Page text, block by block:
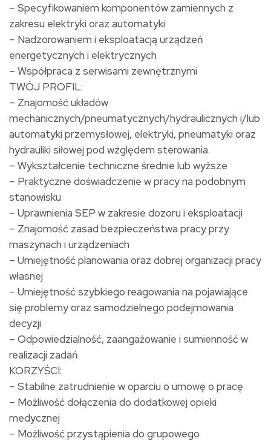
– Specyfikowaniem komponentów zamiennych z
zakresu elektryki oraz automatyki
– Nadzorowaniem i eksploatacją urządzeń
energetycznych i elektrycznych
– Współpraca z serwisami zewnętrznymi
TWÓJ PROFIL:
– Znajomość układów
mechanicznych/pneumatycznych/hydraulicznych i/lub
automatyki przemysłowej, elektryki, pneumatyki oraz
hydrauliki siłowej pod względem sterowania.
– Wykształcenie techniczne średnie lub wyższe
– Praktyczne doświadczenie w pracy na podobnym
stanowisku
– Uprawnienia SEP w zakresie dozoru i eksploatacji
– Znajomość zasad bezpieczeństwa pracy przy
maszynach i urządzeniach
– Umiejętność planowania oraz dobrej organizacji pracy
własnej
– Umiejętność szybkiego reagowania na pojawiające
się problemy oraz samodzielnego podejmowania
decyzji
– Odpowiedzialność, zaangażowanie i sumienność w
realizacji zadań
KORZYŚCI:
– Stabilne zatrudnienie w oparciu o umowę o pracę
– Możliwość dołączenia do dodatkowej opieki
medycznej
– Możliwość przystąpienia do grupowego